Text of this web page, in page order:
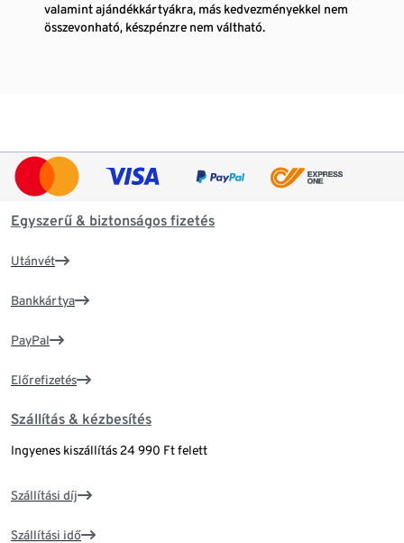
valamint ajándékkártyákra, más kedvezményekkel nem
összevonható, készpénzre nem váltható.
Egyszerű & biztonságos fizetés
Utánvét
Bankkártya
PayPal
Előrefizetés
Szállítás & kézbesítés
Ingyenes kiszállítás 24 990 Ft felett
Szállítási díj
Szállítási idő